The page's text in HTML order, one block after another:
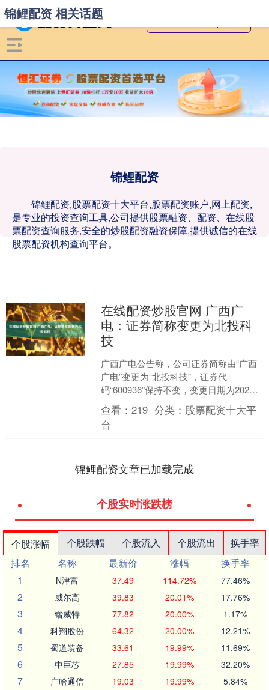
锦鲤配资
锦鲤配资,股票配资十大平台,股票配资账户,网上配资,
是专业的投资查询工具,公司提供股票融资、配资、在线股
票配资查询服务,安全的炒股配资融资保障,提供诚信的在线
股票配资机构查询平台。
锦鲤配资 相关话题
在线配资炒股官网 广西广
电：证券简称变更为北投科
技
广西广电公告称，公司证券简称由“广西
广电”变更为“北投科技”，证券代
码“600936”保持不变，变更日期为2026
年1月9日。此次变更是基于公司重大资
产置换已实....
查看：219 分类： 股票配资十大平
台
锦鲤配资文章已加载完成
个股实时涨跌榜
个股涨幅 个股跌幅 个股流入 个股流出
换手率
排名
名称 最新价 涨幅
换手率
1
N津富 37.49 114.72% 77.46%
2 威尔高 39.83 20.01% 17.76%
3 锴威特 77.82 20.00% 1.17%
4 科翔股份 64.32 20.00% 12.21%
5 蜀道装备 33.61 19.99% 11.69%
6 中巨芯 27.85 19.99% 32.20%
7 广哈通信 19.03 19.99% 5.84%